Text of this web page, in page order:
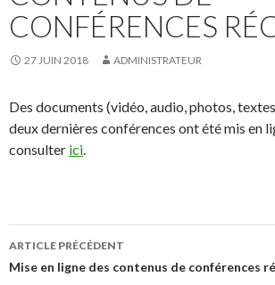
CONFÉRENCES
27 JUIN 2018 ADMINISTRATEUR
Des documents (vidéo, audio, photos,
deux dernières conférences ont été mis en
consulter ici.
Navigation
des
ARTICLE PRÉCÉDENT
Mise en ligne des contenus de conférences